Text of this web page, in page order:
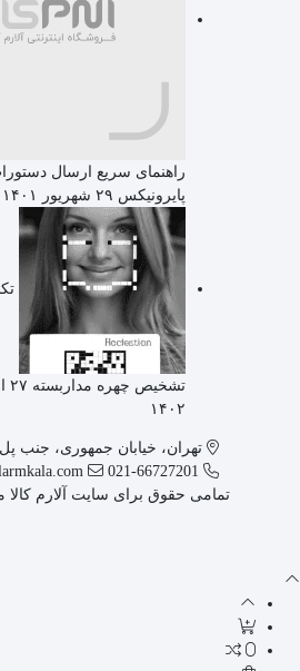
راهنمای سریع ارسال
پایرونیکس ۲۹ شهریور ۱۴۰۱
تشخیص چهره مداربسته
۱۴۰۲
تهران، خیابان جمهوری، جنب پل
021-66727201
تمامی حقوق برای سایت آلارم
0